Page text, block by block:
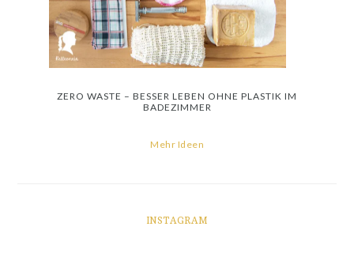
ZERO WASTE – BESSER LEBEN OHNE PLASTIK IM
BADEZIMMER
Mehr Ideen
INSTAGRAM